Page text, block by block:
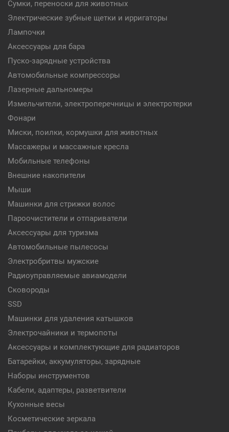
Сумки, переноски для животных
Электрические зубные щетки и ирригаторы
Лампочки
Аксессуары для бара
Пуско-зарядные устройства
Автомобильные компрессоры
Лазерные дальномеры
Измельчители, электроперечницы и электротерки
Фонари
Миски, поилки, кормушки для животных
Массажеры и массажные кресла
Мобильные телефоны
Внешние накопители
Мыши
Машинки для стрижки волос
Пароочистители и отпариватели
Аксессуары для туризма
Автомобильные пылесосы
Электробритвы мужские
Радиоуправляемые авиамодели
Сковороды
SSD
Машинки для удаления катышков
Электрочайники и термопоты
Аксессуары и комплектующие для радиаторов
Батарейки, аккумуляторы, зарядные
Наборы инструментов
Кабели, адаптеры, разветвители
Кухонные весы
Косметические зеркала